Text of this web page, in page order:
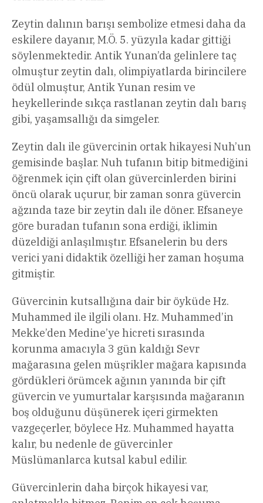
Zeytin dalının barışı sembolize etmesi daha da
eskilere dayanır, M.Ö. 5. yüzyıla kadar gittiği
söylenmektedir. Antik Yunan’da gelinlere taç
olmuştur zeytin dalı, olimpiyatlarda birincilere
ödül olmuştur, Antik Yunan resim ve
heykellerinde sıkça rastlanan zeytin dalı barış
gibi, yaşamsallığı da simgeler.
Zeytin dalı ile güvercinin ortak hikayesi Nuh’un
gemisinde başlar. Nuh tufanın bitip bitmediğini
öğrenmek için çift olan güvercinlerden birini
öncü olarak uçurur, bir zaman sonra güvercin
ağzında taze bir zeytin dalı ile döner. Efsaneye
göre buradan tufanın sona erdiği, iklimin
düzeldiği anlaşılmıştır. Efsanelerin bu ders
verici yani didaktik özelliği her zaman hoşuma
gitmiştir.
Güvercinin kutsallığına dair bir öyküde Hz.
Muhammed ile ilgili olanı. Hz. Muhammed’in
Mekke’den Medine’ye hicreti sırasında
korunma amacıyla 3 gün kaldığı Sevr
mağarasına gelen müşrikler mağara kapısında
gördükleri örümcek ağının yanında bir çift
güvercin ve yumurtalar karşısında mağaranın
boş olduğunu düşünerek içeri girmekten
vazgeçerler, böylece Hz. Muhammed hayatta
kalır, bu nedenle de güvercinler
Müslümanlarca kutsal kabul edilir.
Güvercinlerin daha birçok hikayesi var,